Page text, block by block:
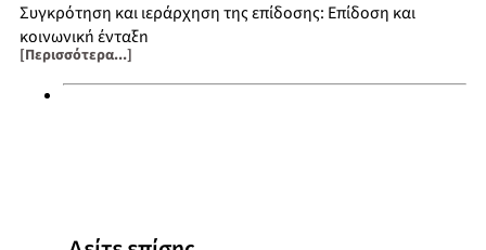
Συγκρότηση και ιεράρχηση της επίδοσης: Επίδοση και
κοινωνική ένταξη
Πρακτικές των εκπαιδευτικών στην αξιολόγηση και
κοινωνική ένταξη των υποψηφίων
[Περισσότερα...]